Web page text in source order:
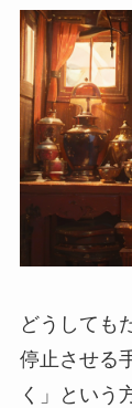
どうしても
停止させる
く」という